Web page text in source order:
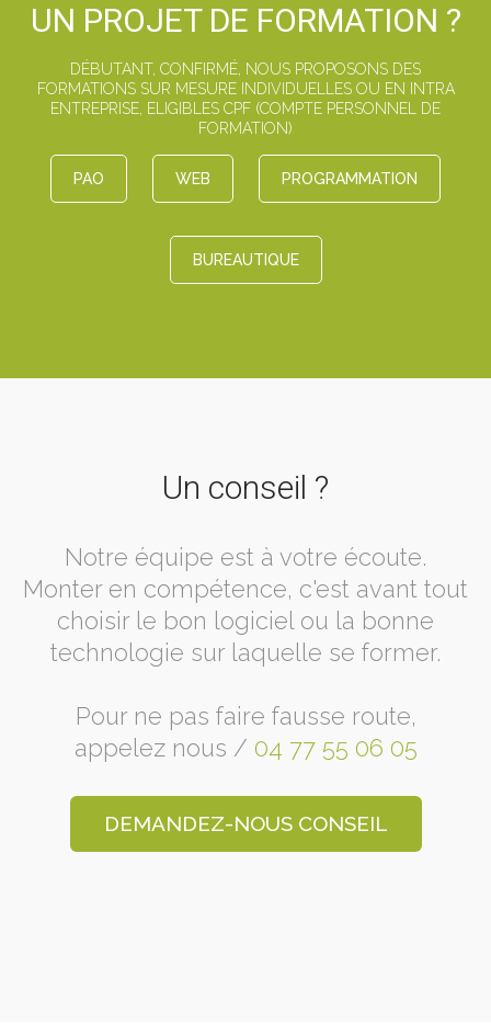
UN PROJET DE FORMATION ?
DÉBUTANT, CONFIRMÉ, NOUS PROPOSONS DES
FORMATIONS SUR MESURE INDIVIDUELLES OU EN INTRA
ENTREPRISE, ELIGIBLES CPF (COMPTE PERSONNEL DE
FORMATION)
PAO WEB PROGRAMMATION
BUREAUTIQUE
Un conseil ?
Notre équipe est à votre écoute.
Monter en compétence, c'est avant tout
choisir le bon logiciel ou la bonne
technologie sur laquelle se former.
Pour ne pas faire fausse route,
appelez nous / 04 77 55 06 05
DEMANDEZ-NOUS CONSEIL